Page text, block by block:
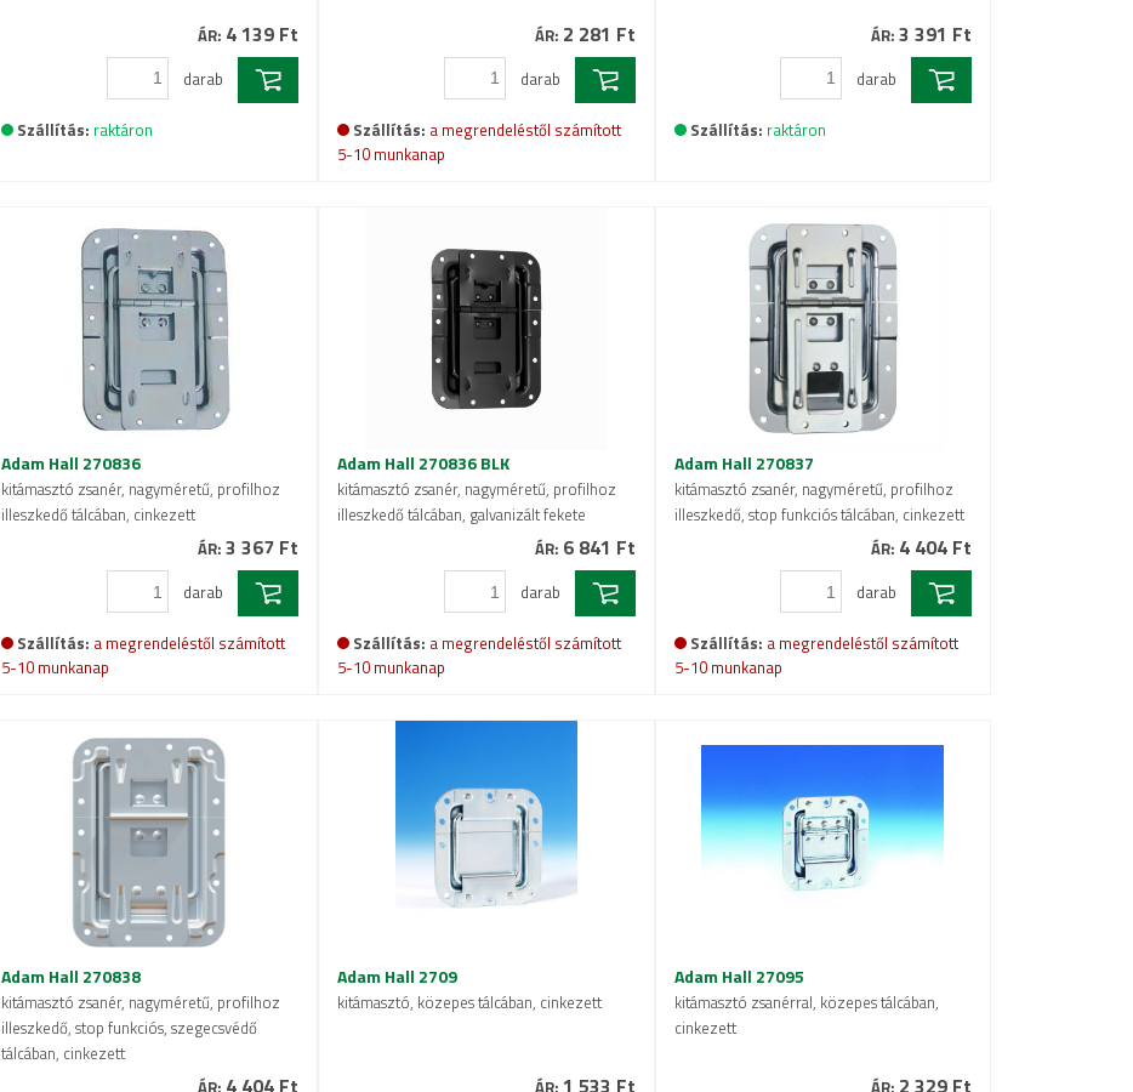
ÁR: 4 139 Ft
darab
Szállítás: raktáron
ÁR: 2 281 Ft
darab
Szállítás: a megrendeléstől számított
5-10 munkanap
ÁR: 3 391 Ft
darab
Szállítás: raktáron
Adam Hall 270836
kitámasztó zsanér, nagyméretű, profilhoz
illeszkedő tálcában, cinkezett
ÁR: 3 367 Ft
darab
Szállítás: a megrendeléstől számított
5-10 munkanap
Adam Hall 270836 BLK
kitámasztó zsanér, nagyméretű, profilhoz
illeszkedő tálcában, galvanizált fekete
ÁR: 6 841 Ft
darab
Szállítás: a megrendeléstől számított
5-10 munkanap
Adam Hall 270837
kitámasztó zsanér, nagyméretű, profilhoz
illeszkedő, stop funkciós tálcában, cinkezett
ÁR: 4 404 Ft
darab
Szállítás: a megrendeléstől számított
5-10 munkanap
Adam Hall 270838
kitámasztó zsanér, nagyméretű, profilhoz
illeszkedő, stop funkciós, szegecsvédő
tálcában, cinkezett
Adam Hall 2709
kitámasztó, közepes tálcában, cinkezett
Adam Hall 27095
kitámasztó zsanérral, közepes tálcában,
cinkezett